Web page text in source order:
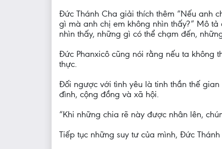
Đức Thánh Cha giải thích thêm “Nếu anh
gì mà anh chị em không nhìn thấy?” Mô
nhìn thấy, những gì có thể chạm đến,
Đức Phanxicô cũng nói rằng nếu ta không
thực.
Đối ngược với tình yêu là tinh thần thế
đình, cộng đồng và xã hội.
“Khi những chia rẽ này được nhân lên,
Tiếp tục những suy tư của mình, Đức